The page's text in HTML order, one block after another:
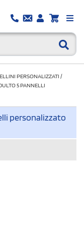
PERSONALIZZATI /
5 PANNELLI
personalizzato